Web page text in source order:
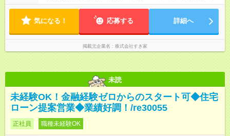
間） ※上記はあくまでも一例です。店舗により、時間が前後す
のシフトを組んでいます。 ★各店舗のサポートのために本社に
気になる！ 応募する 詳細へ
掲載元企業名 株式会社すき家
未読
未経験OK！金融経験ゼロからのスタート可◆住宅
ローン提案営業◆業績好調！/re30055
正社員 職種未経験OK